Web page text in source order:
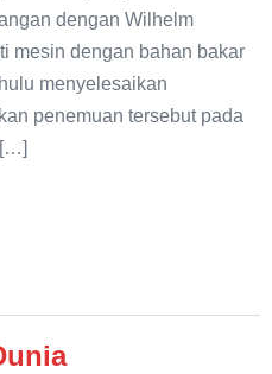
dengan Wilhelm
mesin dengan bahan bakar
menyelesaikan
penemuan tersebut pada